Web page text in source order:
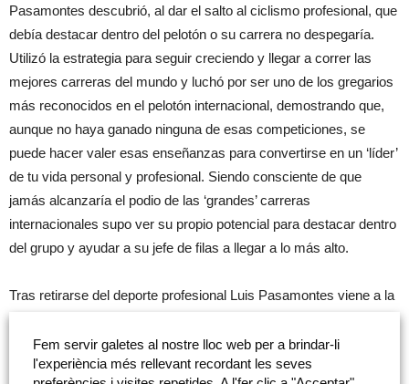
Pasamontes descubrió, al dar el salto al ciclismo profesional, que
debía destacar dentro del pelotón o su carrera no despegaría.
Utilizó la estrategia para seguir creciendo y llegar a correr las
mejores carreras del mundo y luchó por ser uno de los gregarios
más reconocidos en el pelotón internacional, demostrando que,
aunque no haya ganado ninguna de esas competiciones, se
puede hacer valer esas enseñanzas para convertirse en un ‘líder’
de tu vida personal y profesional. Siendo consciente de que
jamás alcanzaría el podio de las ‘grandes’ carreras
internacionales supo ver su propio potencial para destacar dentro
del grupo y ayudar a su jefe de filas a llegar a lo más alto.
Tras retirarse del deporte profesional Luis Pasamontes viene a la
de los hombres de equipo, de aquellas personas que componen
un grupo deportivo o empresarial sin las cuales no sería posible
Fem servir galetes al nostre lloc web per a brindar-li
l'experiència més rellevant recordant les seves